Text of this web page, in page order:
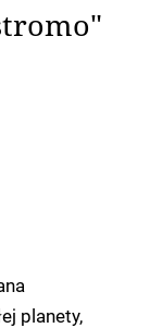
planety,